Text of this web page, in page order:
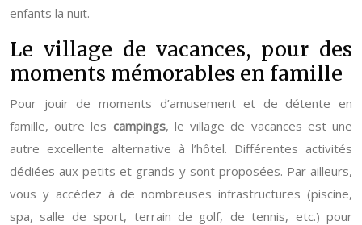
enfants la nuit.
Le village de vacances, pour des
moments mémorables en famille
Pour jouir de moments d’amusement et de détente en
famille, outre les campings, le village de vacances est une
autre excellente alternative à l’hôtel. Différentes activités
dédiées aux petits et grands y sont proposées. Par ailleurs,
vous y accédez à de nombreuses infrastructures (piscine,
spa, salle de sport, terrain de golf, de tennis, etc.) pour